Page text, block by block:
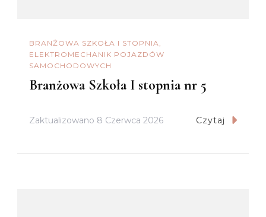
BRANŻOWA SZKOŁA I STOPNIA
ELEKTROMECHANIK POJAZDÓW
SAMOCHODOWYCH
Branżowa Szkoła I stopnia nr 5
Zaktualizowano 8 Czerwca 2026 Czytaj